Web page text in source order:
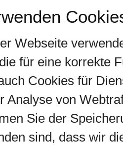
Webseite
für eine korrekte
Cookies für
Analyse von
Sie der
sind, dass wir